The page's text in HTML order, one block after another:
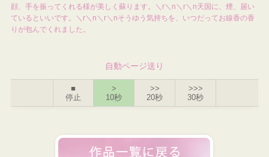
顔、手を振ってくれる様が美しく蘇ります。＼r＼n＼r＼n天国に、煙、届い
ているといいです。＼r＼n＼r＼nそうゆう気持ちを、いつだってお線香の香
りが包んでくれました。
自動ページ送り
■
停止
>
10秒
>>
20秒
>>>
30秒